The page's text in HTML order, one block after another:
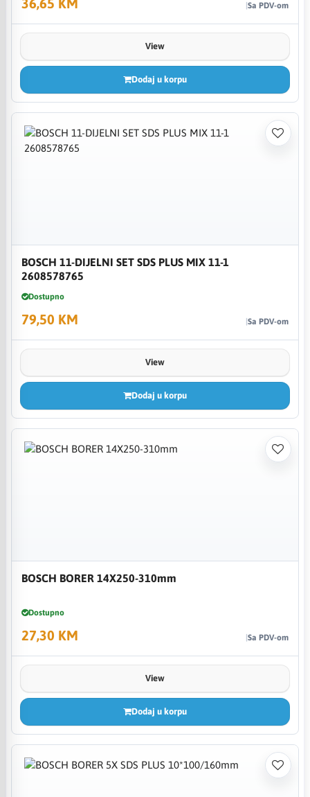
Sa PDV-om
View
Dodaj u korpu
BOSCH 11-DIJELNI SET SDS PLUS MIX 11-1
2608578765
Dostupno
79,50 KM Sa PDV-om
View
Dodaj u korpu
BOSCH BORER 14X250-310mm
Dostupno
27,30 KM Sa PDV-om
View
Dodaj u korpu